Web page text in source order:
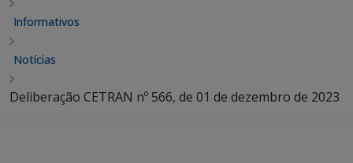
Informativos
Notícias
Deliberação CETRAN nº 566, de 01 de dezembro de 2023